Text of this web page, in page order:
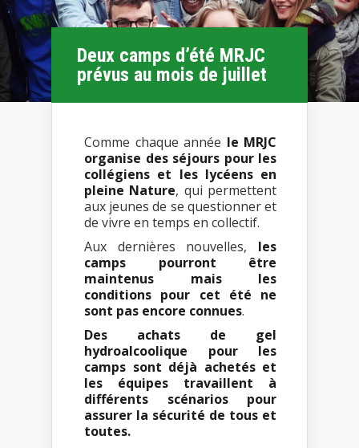
Deux camps d’été MRJC
prévus au mois de juillet
Comme chaque année le MRJC
organise des séjours pour les
collégiens et les lycéens en
pleine Nature, qui permettent
aux jeunes de se questionner et
de vivre en temps en collectif.
Aux dernières nouvelles, les
camps pourront être
maintenus mais les
conditions pour cet été ne
sont pas encore connues.
Des achats de gel
hydroalcoolique pour les
camps sont déjà achetés et
les équipes travaillent à
différents scénarios pour
assurer la sécurité de tous et
toutes.